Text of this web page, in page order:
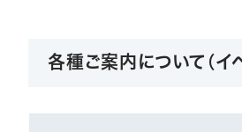
各種ご案内について（イ